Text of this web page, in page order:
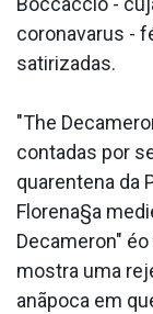
coronava­rus -
satirizadas.
"The
contadas por
quarentena da
Florena§a
Decameron"
mostra uma
anãpoca em